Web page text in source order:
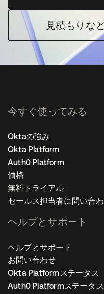
見積もりな
今すぐ使ってみる
Oktaの強み
Okta Platform
Auth0 Platform
価格
無料トライアル
セールス担当者に問い合
ヘルプとサポート
ヘルプとサポート
お問い合わせ
Okta Platformステータス
Auth0 Platformステータス